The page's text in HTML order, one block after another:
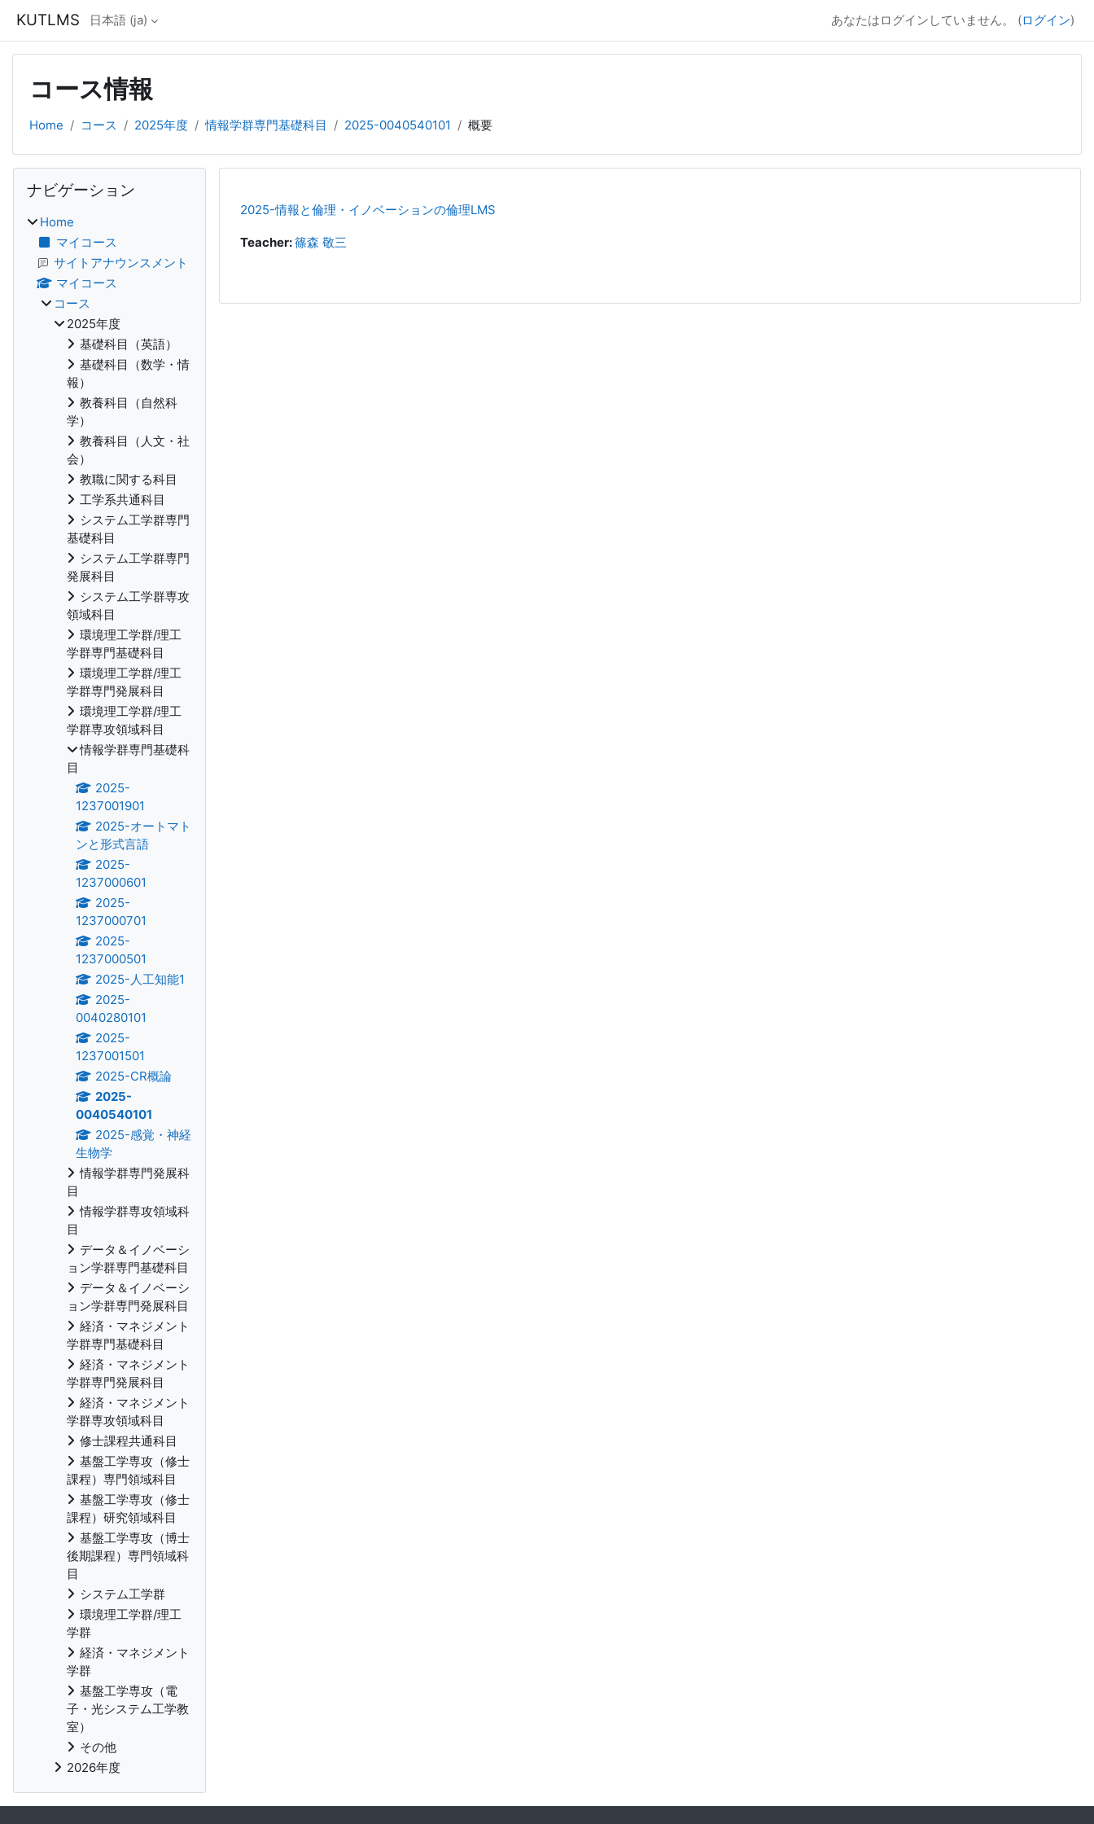
KUTLMS 日本語 ‎(ja)‎ あなたはログインしていません。 (ログイン)
コース情報
Home コース 2025年度 情報学群専門基礎科目 2025-0040540101 概要
2025-情報と倫理・イノベーションの倫理LMS
Teacher:篠森 敬三
ブロック
ナビゲーション
Home
マイコース
サイトアナウンスメント
マイコース
コース
2025年度
基礎科目（英語）
基礎科目（数学・情
報）
教養科目（自然科
学）
教養科目（人文・社
会）
教職に関する科目
工学系共通科目
システム工学群専門
基礎科目
システム工学群専門
発展科目
システム工学群専攻
領域科目
環境理工学群/理工
学群専門基礎科目
環境理工学群/理工
学群専門発展科目
環境理工学群/理工
学群専攻領域科目
情報学群専門基礎科
目
2025-
1237001901
2025-オートマト
ンと形式言語
2025-
1237000601
2025-
1237000701
2025-
1237000501
2025-人工知能1
2025-
0040280101
2025-
1237001501
2025-CR概論
2025-
0040540101
2025-感覚・神経
生物学
情報学群専門発展科
目
情報学群専攻領域科
目
データ＆イノベーシ
ョン学群専門基礎科目
データ＆イノベーシ
ョン学群専門発展科目
経済・マネジメント
学群専門基礎科目
経済・マネジメント
学群専門発展科目
経済・マネジメント
学群専攻領域科目
修士課程共通科目
基盤工学専攻（修士
課程）専門領域科目
基盤工学専攻（修士
課程）研究領域科目
基盤工学専攻（博士
後期課程）専門領域科
目
システム工学群
環境理工学群/理工
学群
経済・マネジメント
学群
基盤工学専攻（電
子・光システム工学教
室）
その他
2026年度